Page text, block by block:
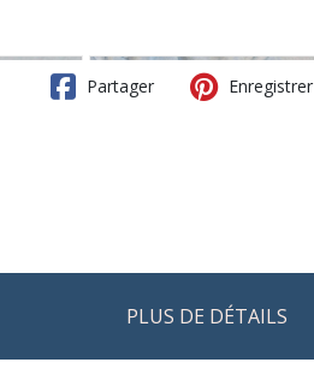
Partager Enregistrer
PLUS DE DÉTAILS